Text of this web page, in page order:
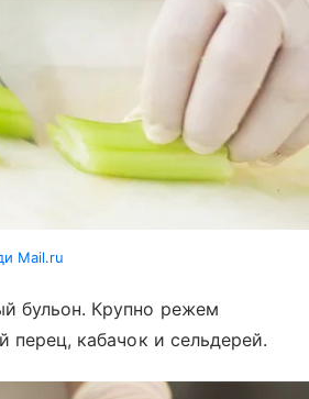
Mail.ru
бульон. Крупно режем
перец, кабачок и сельдерей.